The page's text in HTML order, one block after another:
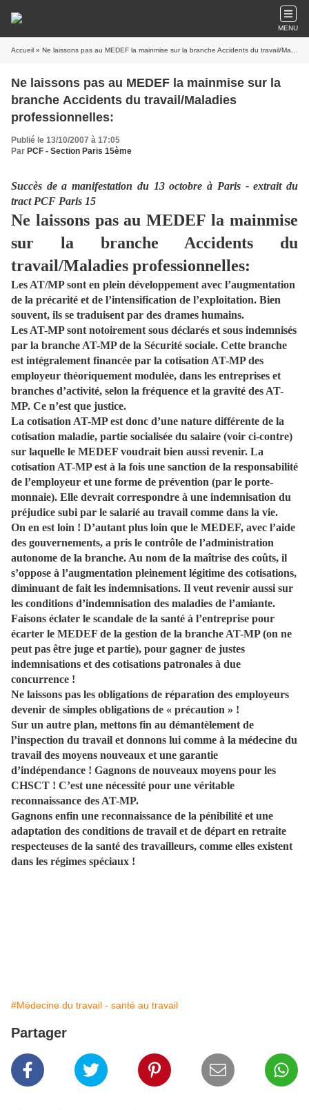
MENU
Accueil » Ne laissons pas au MEDEF la mainmise sur la branche Accidents du travail/Maladies professionnelles:
Ne laissons pas au MEDEF la mainmise sur la
branche Accidents du travail/Maladies
professionnelles:
Publié le 13/10/2007 à 17:05
Par PCF - Section Paris 15ème
Succès de a manifestation du 13 octobre à Paris - extrait du
tract PCF Paris 15
Ne laissons pas au MEDEF la mainmise
sur la branche Accidents du
travail/Maladies professionnelles:
Les AT/MP sont en plein développement avec l’augmentation
de la précarité et de l’intensification de l’exploitation. Bien
souvent, ils se traduisent par des drames humains.
Les AT-MP sont notoirement sous déclarés et sous indemnisés
par la branche AT-MP de la Sécurité sociale. Cette branche
est intégralement financée par la cotisation AT-MP des
employeur théoriquement modulée, dans les entreprises et
branches d’activité, selon la fréquence et la gravité des AT-
MP. Ce n’est que justice.
La cotisation AT-MP est donc d’une nature différente de la
cotisation maladie, partie socialisée du salaire (voir ci-contre)
sur laquelle le MEDEF voudrait bien aussi revenir. La
cotisation AT-MP est à la fois une sanction de la responsabilité
de l’employeur et une forme de prévention (par le porte-
monnaie). Elle devrait correspondre à une indemnisation du
préjudice subi par le salarié au travail comme dans la vie.
On en est loin ! D’autant plus loin que le MEDEF, avec l’aide
des gouvernements, a pris le contrôle de l’administration
autonome de la branche. Au nom de la maîtrise des coûts, il
s’oppose à l’augmentation pleinement légitime des cotisations,
diminuant de fait les indemnisations. Il veut revenir aussi sur
les conditions d’indemnisation des maladies de l’amiante.
Faisons éclater le scandale de la santé à l’entreprise pour
écarter le MEDEF de la gestion de la branche AT-MP (on ne
peut pas être juge et partie), pour gagner de justes
indemnisations et des cotisations patronales à due
concurrence !
Ne laissons pas les obligations de réparation des employeurs
devenir de simples obligations de « précaution » !
Sur un autre plan, mettons fin au démantèlement de
l’inspection du travail et donnons lui comme à la médecine du
travail des moyens nouveaux et une garantie
d’indépendance ! Gagnons de nouveaux moyens pour les
CHSCT ! C’est une nécessité pour une véritable
reconnaissance des AT-MP.
Gagnons enfin une reconnaissance de la pénibilité et une
adaptation des conditions de travail et de départ en retraite
respecteuses de la santé des travailleurs, comme elles existent
dans les régimes spéciaux !
#Médecine du travail - santé au travail
Partager